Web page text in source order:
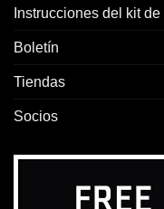
Instrucciones del kit
Boletín
Tiendas
Socios